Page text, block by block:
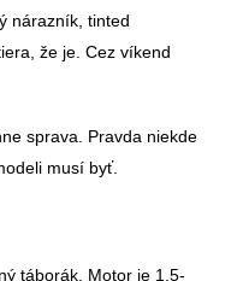
nárazník, tinted
že je. Cez víkend
sprava. Pravda niekde
musí byť.
táborák. Motor je 1,5-